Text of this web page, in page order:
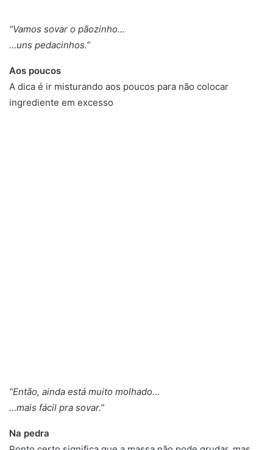
“Vamos sovar o pãozinho…
…uns pedacinhos.”
Aos poucos
A dica é ir misturando aos poucos para não colocar
ingrediente em excesso
“Então, ainda está muito molhado…
…mais fácil pra sovar.”
Na pedra